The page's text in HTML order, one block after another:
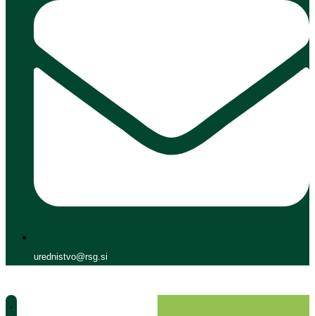
urednistvo@rsg.si